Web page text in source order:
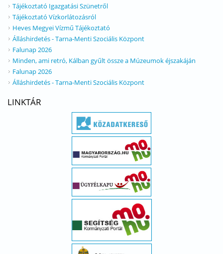
Tájékoztató Igazgatási Szünetről
Tájékoztató Vízkorlátozásról
Heves Megyei Vízmű Tájékoztató
Álláshirdetés - Tarna-Menti Szociális Központ
Falunap 2026
Minden, ami retró, Kálban gyűlt össze a Múzeumok éjszakáján
Falunap 2026
Álláshirdetés - Tarna-Menti Szociális Központ
LINKTÁR